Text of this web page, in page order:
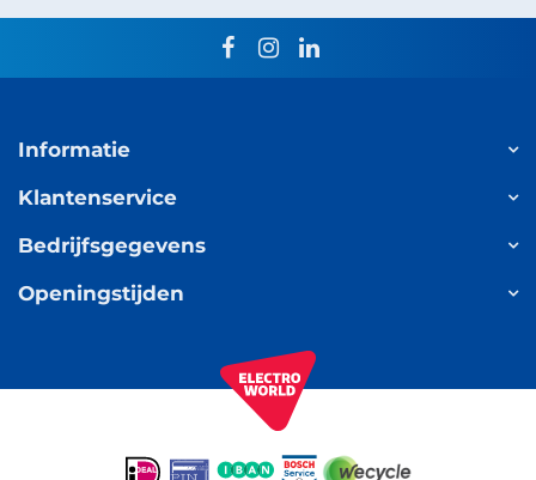
facebookinstagram
linkedin
Informatie
Klantenservice
Bedrijfsgegevens
Openingstijden